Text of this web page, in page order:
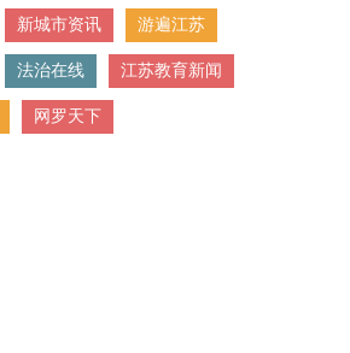
新城市资讯 游遍江苏
法治在线 江苏教育新闻
网罗天下